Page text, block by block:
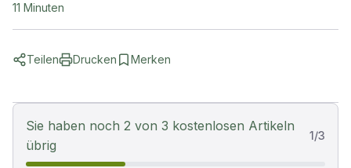
11 Minuten
Teilen Drucken Merken
Sie haben noch 2 von 3 kostenlosen Artikeln
übrig
1/3